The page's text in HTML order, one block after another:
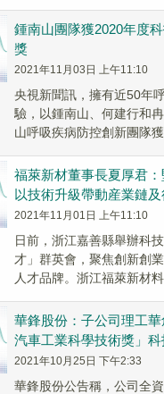
阻...
鍾南山團隊獲2020年度
獎
2021年11月03日 上午11:10
央視新聞訊，擁有近50年
驗，以鍾南山、何建行和
山呼吸疾病防控創新團隊
癌...
福萊新材董事長夏厚君
以技術升級帶動産業鏈
2021年11月01日 上午11:10
日前，浙江嘉善縣舉辦科
才」群英會，聚焦創新創
人才品牌。浙江福萊新材
發中心、人...
華鋒股份：子公司理工
汽車工業科學技術獎」
2021年10月25日 下午2:33
華鋒股份公告稱，公司全